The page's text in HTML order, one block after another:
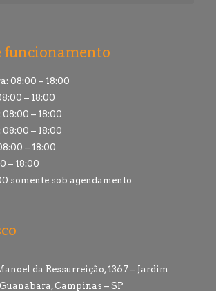
funcionamento
08:00 – 18:00
– 18:00
– 18:00
– 18:00
– 18:00
– 18:00
somente sob agendamento
da Ressurreição, 1367 – Jardim
Guanabara, Campinas – SP